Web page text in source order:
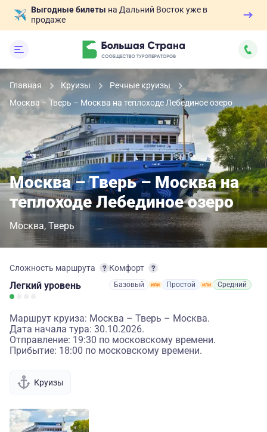
Выгодные билеты на Дальний Восток уже в
продаже
Главная Круизы
Речные круизы
Москва – Тверь – Москва на теплоходе Лебединое озеро
Москва – Тверь – Москва на
теплоходе Лебединое озеро
Москва Тверь
Сложность маршрута
Легкий уровень
Комфорт
Базовый Простой Средний
Маршрут круиза: Москва – Тверь – Москва.
Дата начала тура: 30.10.2026.
Отправление: 19:30 по московскому времени.
Прибытие: 18:00 по московскому времени.
Круизы